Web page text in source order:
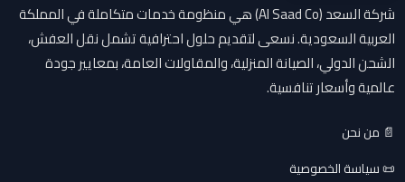
شركة السعد (Al Saad Co) هي منظومة خدمات متكاملة في المملكة
العربية السعودية. نسعى لتقديم حلول احترافية تشمل نقل العفش،
الشحن الدولي، الصيانة المنزلية، والمقاولات العامة، بمعايير جودة
عالمية وأسعار تنافسية.
📄 من نحن
📜 سياسة الخصوصية